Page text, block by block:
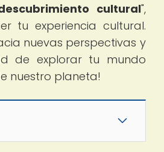
cultural",
tu experiencia cultural.
nuevas perspectivas y
de explorar tu mundo
nuestro planeta!